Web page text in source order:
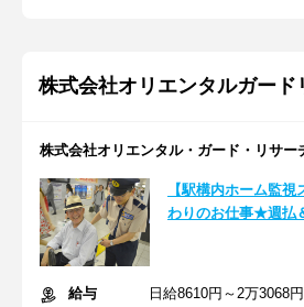
株式会社オリエンタルガード
株式会社オリエンタル・ガード・リサ
【駅構内ホーム監
わりのお仕事★週払
給与
日給8610円～2万